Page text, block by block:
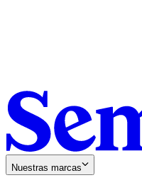
Nuestras marcas